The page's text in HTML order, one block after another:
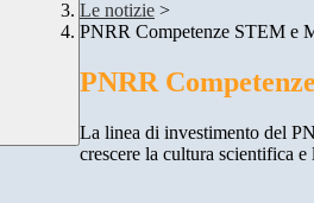
Le notizie >
PNRR Competenze STEM e
PNRR
La linea di investimento del
crescere la cultura scientifica